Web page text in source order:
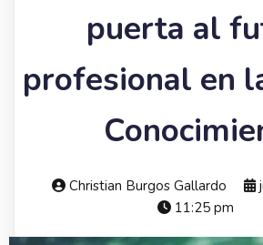
puerta al
profesional en
Christian Burgos Gallardo
11:25 pm